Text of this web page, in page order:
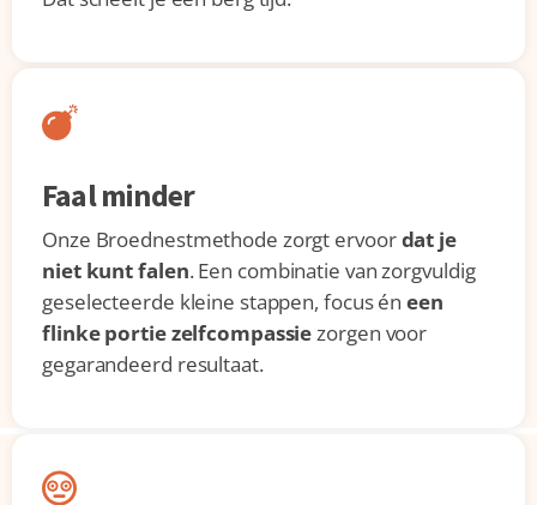
Faal minder
Onze Broednestmethode zorgt ervoordat je
niet kunt falen. Een combinatie van zorgvuldig
geselecteerde kleine stappen, focus éneen
flinke portie zelfcompassiezorgen voor
gegarandeerd resultaat.